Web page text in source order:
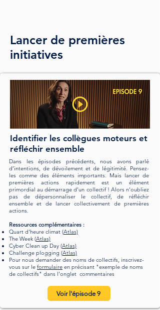
Lancer de premières
initiatives
Identifier les collègues moteurs et
réfléchir ensemble
Voir l'épisode 9
Dans les épisodes précédents, nous avons parlé
d’intentions, de dévoilement et de légitimité. Pensez-
les comme des éléments importants. Mais lancer de
premières actions rapidement est un élément
primordial au démarrage d’un collectif ! Alors n'oubliez
pas de dépersonnaliser le collectif, de réfléchir
ensemble et de lancer collectivement de premières
actions.
Ressources complémentaires :
Quart d'heure climat (Atlas)
The Week (Atlas)
Cyber Clean up Day (Atlas)
Challenge plogging (Atlas)
Pour nous demander des noms de collectifs, inscrivez-
vous sur le formulaire en précisant "exemple de noms
de collectifs" dans l'onglet commentaires